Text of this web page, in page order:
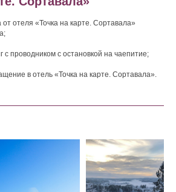
отеля «Точка на карте. Сортавала»
с проводником с остановкой на чаепитие;
в отель «Точка на карте. Сортавала».